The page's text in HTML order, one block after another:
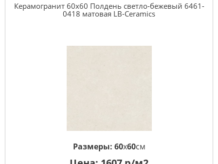
Керамогранит 60x60 Полдень светло-бежевый 6461-
0418 матовая LB-Ceramics
Размеры: 60x60см